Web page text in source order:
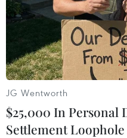
JG Wentworth
$25,000 In Personal
Settlement